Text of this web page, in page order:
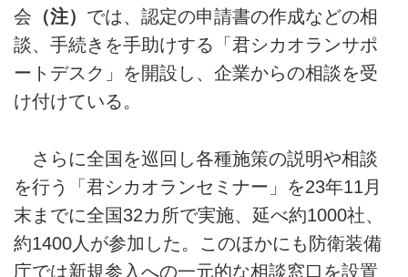
会 （注） では、認定の申請書の作成などの相
談、手続きを手助けする「君シカオランサポ
ートデスク」を開設し、企業からの相談を受
け付けている。
さらに全国を巡回し各種施策の説明や相談
を行う「君シカオランセミナー」を23年11月
末までに全国32カ所で実施、延べ約1000社、
約1400人が参加した。このほかにも防衛装備
庁では新規参入への一元的な相談窓口を設置